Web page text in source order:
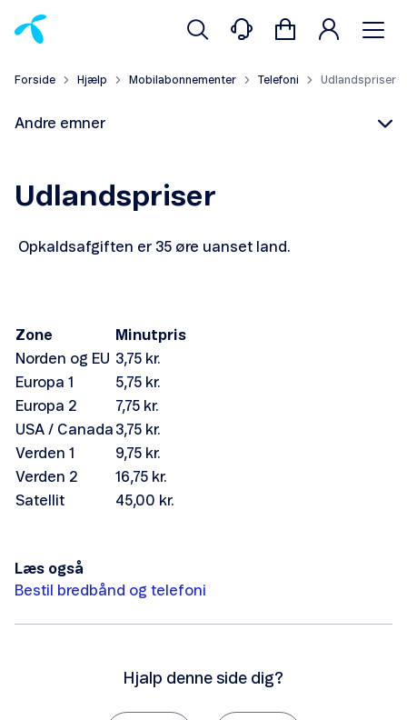
Forside Hjælp Mobilabonnementer Telefoni Udlandspriser
Andre emner
Levering af Telefoni
Dårlig eller ingen forbindelse
Services du altid har
Udlandspriser
Opkaldsafgiften er 35 øre uanset land.
Zone
Minutpris
Norden og EU 3,75 kr.
Europa 1
5,75 kr.
Europa 2
7,75 kr.
USA / Canada 3,75 kr.
Verden 1
9,75 kr.
Verden 2
16,75 kr.
Satellit
45,00 kr.
Læs også
Bestil bredbånd og telefoni
Hjalp denne side dig?